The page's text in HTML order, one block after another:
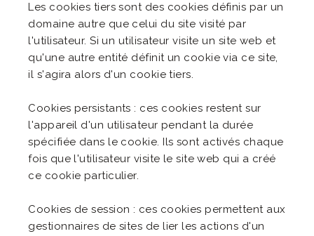
Les cookies tiers sont des cookies définis par un
domaine autre que celui du site visité par
l'utilisateur. Si un utilisateur visite un site web et
qu'une autre entité définit un cookie via ce site,
il s'agira alors d'un cookie tiers.
Cookies persistants : ces cookies restent sur
l'appareil d'un utilisateur pendant la durée
spécifiée dans le cookie. Ils sont activés chaque
fois que l'utilisateur visite le site web qui a créé
ce cookie particulier.
Cookies de session : ces cookies permettent aux
gestionnaires de sites de lier les actions d'un